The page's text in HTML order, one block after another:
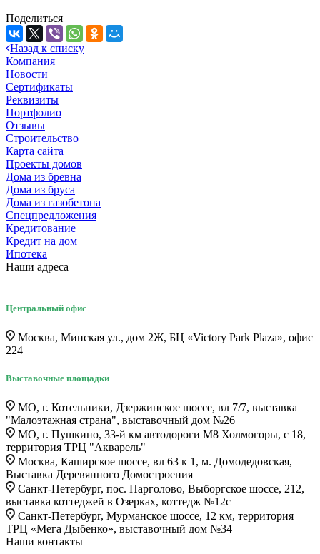
Поделиться
Назад к списку
Компания
Новости
Сертификаты
Реквизиты
Портфолио
Отзывы
Строительство
Карта сайта
Проекты домов
Дома из бревна
Дома из бруса
Дома из газобетона
Спецпредложения
Кредитование
Кредит на дом
Ипотека
Наши адреса
Центральный офис
Москва, Минская ул., дом 2Ж, БЦ «Victory Park Plaza», офис
224
Выставочные площадки
МО, г. Котельники, Дзержинское шоссе, вл 7/7, выставка
"Малоэтажная страна", выставочный дом №26
МО, г. Пушкино, 33-й км автодороги М8 Холмогоры, с 18,
территория ТРЦ "Акварель"
Москва, Каширское шоссе, вл 63 к 1, м. Домодедовская,
Выставка Деревянного Домостроения
Санкт-Петербург, пос. Парголово, Выборгское шоссе, 212,
выставка коттеджей в Озерках, коттедж №12c
Санкт-Петербург, Мурманское шоссе, 12 км, территория
ТРЦ «Мега Дыбенко», выставочный дом №34
Наши контакты